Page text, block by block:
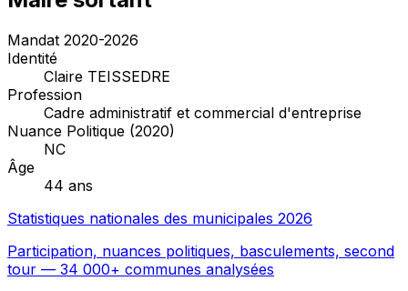
Mandat 2020-2026
Identité
Claire TEISSEDRE
Profession
Cadre administratif et commercial d'entreprise
Nuance Politique (2020)
NC
Âge
44 ans
Statistiques nationales des municipales 2026
Participation, nuances politiques, basculements, second
tour — 34 000+ communes analysées